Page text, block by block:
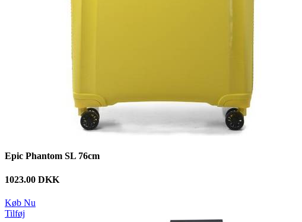
Epic Phantom SL 76cm
1023.00 DKK
Køb Nu
Tilføj